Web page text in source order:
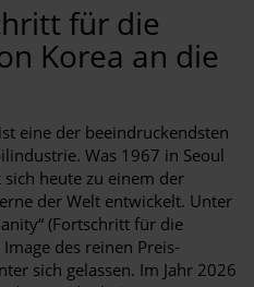
für die
Korea an die
eine der beeindruckendsten
Was 1967 in Seoul
heute zu einem der
der Welt entwickelt. Unter
(Fortschritt für die
des reinen Preis-
sich gelassen. Im Jahr 2026